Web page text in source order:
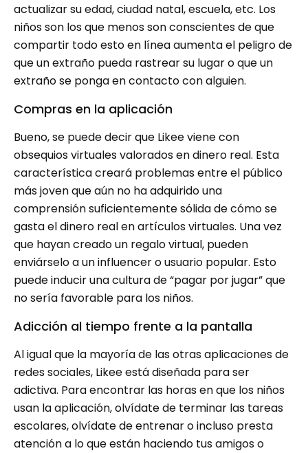
actualizar su edad, ciudad natal, escuela, etc. Los
niños son los que menos son conscientes de que
compartir todo esto en línea aumenta el peligro de
que un extraño pueda rastrear su lugar o que un
extraño se ponga en contacto con alguien.
Compras en la aplicación
Bueno, se puede decir que Likee viene con
obsequios virtuales valorados en dinero real. Esta
característica creará problemas entre el público
más joven que aún no ha adquirido una
comprensión suficientemente sólida de cómo se
gasta el dinero real en artículos virtuales. Una vez
que hayan creado un regalo virtual, pueden
enviárselo a un influencer o usuario popular. Esto
puede inducir una cultura de “pagar por jugar” que
no sería favorable para los niños.
Adicción al tiempo frente a la pantalla
Al igual que la mayoría de las otras aplicaciones de
redes sociales, Likee está diseñada para ser
adictiva. Para encontrar las horas en que los niños
usan la aplicación, olvídate de terminar las tareas
escolares, olvídate de entrenar o incluso presta
atención a lo que están haciendo tus amigos o